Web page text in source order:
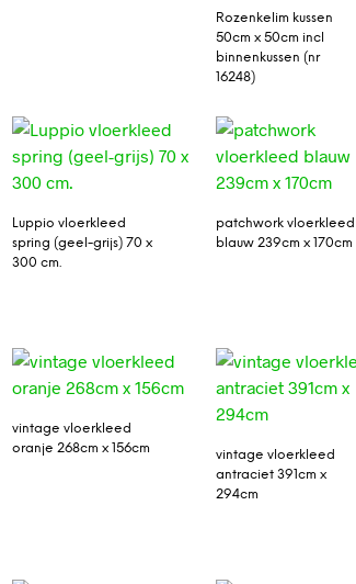
Rozenkelim kussen
50cm x 50cm incl
binnenkussen (nr
16248)
Luppio vloerkleed
spring (geel-grijs) 70 x
300 cm.
patchwork vloerkleed
blauw 239cm x 170cm
vintage vloerkleed
oranje 268cm x 156cm
vintage vloerkleed
antraciet 391cm x
294cm